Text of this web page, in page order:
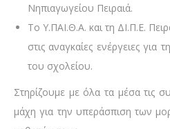
Νηπιαγωγείου Πειραιά.
Το Υ.ΠΑΙ.Θ.Α. και τη ΔΙ.Π.Ε.
στις αναγκαίες ενέργειες
του σχολείου.
Στηρίζουμε με όλα τα μέσα τις
μάχη για την υπεράσπιση των